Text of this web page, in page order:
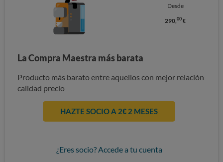
Desde
290,00 €
La Compra Maestra más barata
Producto más barato entre aquellos con mejor relación
calidad precio
HAZTE SOCIO A 2€ 2 MESES
¿Eres socio? Accede a tu cuenta